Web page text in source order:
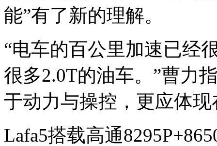
能”有了新的理解。
“电车的百公里加速已经
很多2.0T的油车。”曹力
于动力与操控，更应体
Lafa5搭载高通